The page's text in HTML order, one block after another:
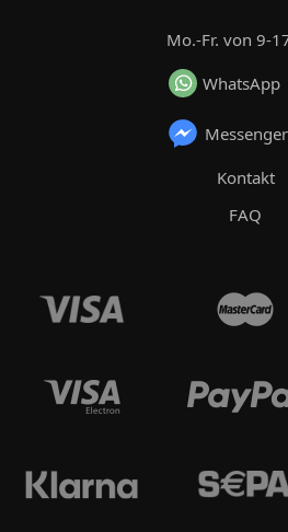
Mo.-Fr. von 9-
WhatsApp
Messenger
Kontakt
FAQ